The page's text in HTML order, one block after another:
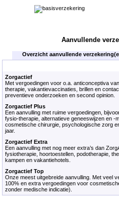
Aanvullende
Overzicht aanvullende
Zorgactief
Met vergoedingen voor o.a. anticonceptiva
therapie, vakantievaccinaties, brillen en
preventieve onderzoeken en second opinion.
Zorgactief Plus
Een aanvulling met ruime vergoedingen,
fysio-therapie, alternatieve geneeswijzen en -
cosmetische chirurgie, psychologische zorg
jaar.
Zorgactief Extra
Een aanvulling met nog meer extra’s dan
fysiotherapie, hoortoestellen, podotherapie,
kampen en vakantiehotels.
Zorgactief Top
Onze meest uitgebreide aanvulling. Met veel
100% en extra vergoedingen voor
zonder medische indicatie).